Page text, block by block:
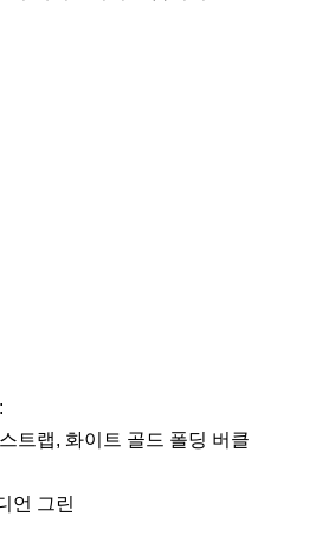
트랩, 화이트 골드 폴딩 버클
언 그린